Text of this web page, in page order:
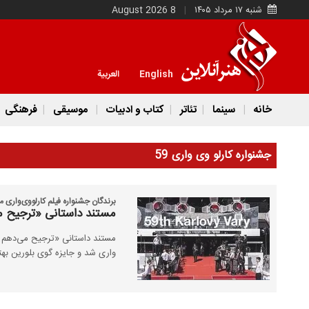
شنبه ۱۷ مرداد ۱۴۰۵ 8 August 2026
English العربية
خانه سینما تئاتر کتاب و ادبیات موسیقی فرهنگی
جشنواره کارلو وی واری 59
برندگان جشنواره فیلم
مستند داستانی «ترجیح
مستند داستانی «ترجیح می‌دهم
واری شد و جایزه گوی بلورین